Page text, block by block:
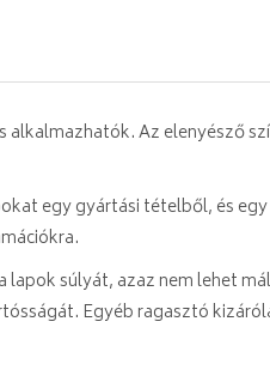
alkalmazhatók. Az elenyésző
egy gyártási tételből, és
súlyát, azaz nem lehet
Egyéb ragasztó